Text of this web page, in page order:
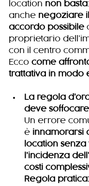
location non basta
anche negoziare
accordo possibile
proprietario
con il centro
Ecco come
trattativa in modo
La regola
deve
Un errore
è innamorarsi
location
l’incidenza
costi
Regola pratica: